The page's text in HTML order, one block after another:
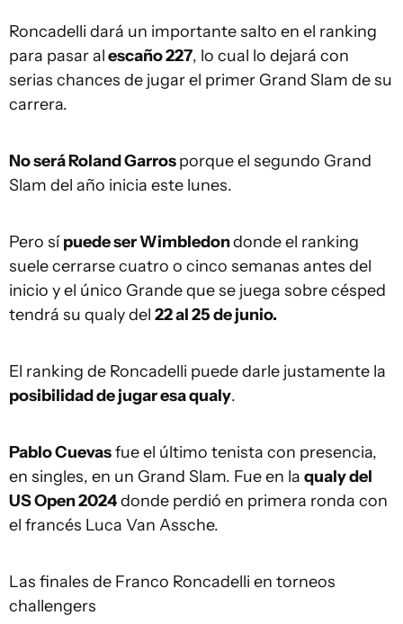
Roncadelli dará un importante salto en el ranking
para pasar alescaño 227, lo cual lo dejará con
serias chances de jugar el primer Grand Slam de su
carrera.
No será Roland Garrosporque el segundo Grand
Slam del año inicia este lunes.
Pero sípuede ser Wimbledondonde el ranking
suele cerrarse cuatro o cinco semanas antes del
inicio y el único Grande que se juega sobre césped
tendrá su qualy del 22 al 25 de junio.
El ranking de Roncadelli puede darle justamente la
posibilidad de jugar esa qualy.
Pablo Cuevasfue el último tenista con presencia,
en singles, en un Grand Slam. Fue en la qualy del
US Open 2024donde perdió en primera ronda con
el francés Luca Van Assche.
Las finales de Franco Roncadelli en torneos
challengers